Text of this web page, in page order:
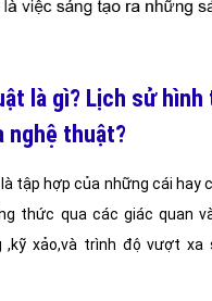
là gì? Lịch sử hình
nghệ thuật?
tập hợp của những cái hay
thức qua các giác quan
,kỹ xảo,và trình độ vượt xa